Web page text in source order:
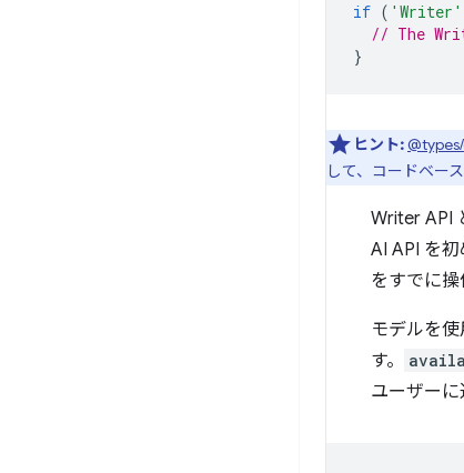
if ( 'Writer'
// The
}
ヒント:
して、コードベー
Writer API
AI API を
をすでに
モデルを
す。
ユーザーに